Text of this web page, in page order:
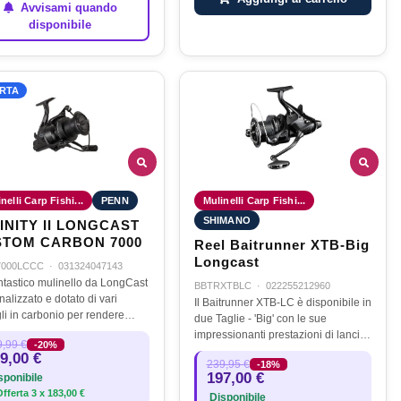
Avvisami quando
disponibile
Carp Fishi... PENN
II LONGCAST
CARBON 7000
· 031324047143
mulinello da LongCast
e dotato di vari
in carbonio per rendere
mulinello da carpa
resistente e leggero.
l'alberino principale in…
€ -20%
€
3 x 183,00 €
Mulinelli Carp Fishi...
SHIMANO
Reel Baitrunner XTB-Big
Longcast
BBTRXTBLC · 022255212960
Il Baitrunner XTB-LC è disponibile in
due Taglie - 'Big' con le sue
impressionanti prestazioni di lancio
e una dimensione più piccola
'Medium' ideale per il lavoro a
medio distanza. Entrambi sono…
239,95 € -18%
197,00 €
Disponibile